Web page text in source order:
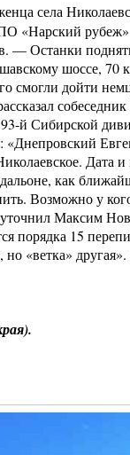
села
«Нарский
— Останки
шоссе,
дойти
й Сибирской
«Днепровский
Дата
как
Возможно у
Максим
порядка 15
«ветка»